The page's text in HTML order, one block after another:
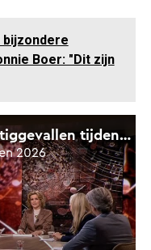
bijzondere
Boer: "Dit zijn